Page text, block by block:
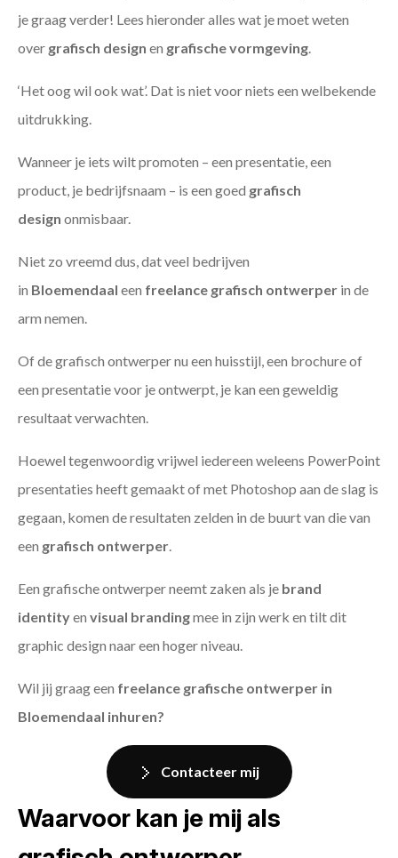
je graag verder! Lees hieronder alles wat je moet weten
over grafisch design en grafische vormgeving
‘Het oog wil ook wat’. Dat is niet voor niets een welbekende
uitdrukking.
Wanneer je iets wilt promoten – een presentatie, een
product, je bedrijfsnaam – is een goed grafisch
design onmisbaar.
Niet zo vreemd dus, dat veel bedrijven
in Bloemendaal een freelance grafisch ontwerper in de
arm nemen.
Of de grafisch ontwerper nu een huisstijl, een brochure of
een presentatie voor je ontwerpt, je kan een geweldig
resultaat verwachten.
Hoewel tegenwoordig vrijwel iedereen weleens PowerPoint
presentaties heeft gemaakt of met Photoshop aan de slag is
gegaan, komen de resultaten zelden in de buurt van die van
een grafisch ontwerper
Een grafische ontwerper neemt zaken als je brand
identityen visual brandingmee in zijn werk en tilt dit
graphic design naar een hoger niveau.
Wil jij graag een freelance grafische ontwerper in
Bloemendaal inhuren?
Contacteer mij
Waarvoor kan je mij als